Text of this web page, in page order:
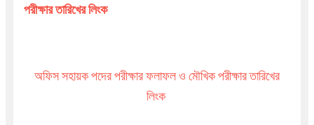
পরীক্ষার তারিখের লিংক
অফিস সহায়ক পদের পরীক্ষার ফলাফল ও মৌখিক পরীক্ষার তারিখের
লিংক